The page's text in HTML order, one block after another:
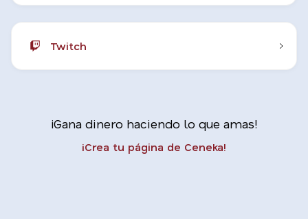
Twitch
¡Gana dinero haciendo lo que amas!
¡Crea tu página de Ceneka!